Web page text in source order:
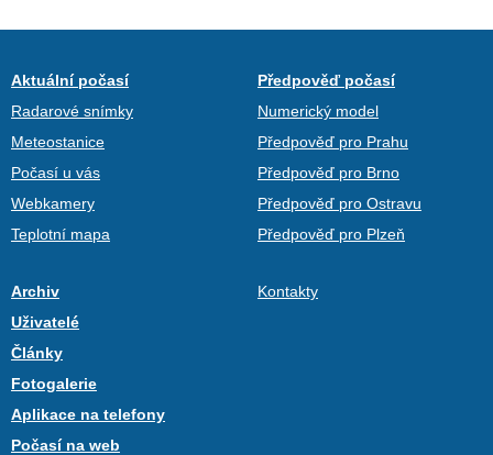
Aktuální počasí
Radarové snímky
Meteostanice
Počasí u vás
Webkamery
Teplotní mapa
Předpověď počasí
Numerický model
Předpověď pro Prahu
Předpověď pro Brno
Předpověď pro Ostravu
Předpověď pro Plzeň
Archiv
Uživatelé
Články
Fotogalerie
Aplikace na telefony
Počasí na web
Kontakty